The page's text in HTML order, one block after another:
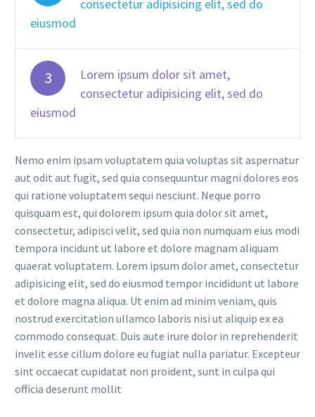
consectetur adipisicing elit, sed do
eiusmod
3
Lorem ipsum dolor sit amet,
consectetur adipisicing elit, sed do
eiusmod
Nemo enim ipsam voluptatem quia voluptas sit aspernatur
aut odit aut fugit, sed quia consequuntur magni dolores eos
qui ratione voluptatem sequi nesciunt. Neque porro
quisquam est, qui dolorem ipsum quia dolor sit amet,
consectetur, adipisci velit, sed quia non numquam eius modi
tempora incidunt ut labore et dolore magnam aliquam
quaerat voluptatem. Lorem ipsum dolor amet, consectetur
adipisicing elit, sed do eiusmod tempor incididunt ut labore
et dolore magna aliqua. Ut enim ad minim veniam, quis
nostrud exercitation ullamco laboris nisi ut aliquip ex ea
commodo consequat. Duis aute irure dolor in reprehenderit
invelit esse cillum dolore eu fugiat nulla pariatur. Excepteur
sint occaecat cupidatat non proident, sunt in culpa qui
officia deserunt mollit